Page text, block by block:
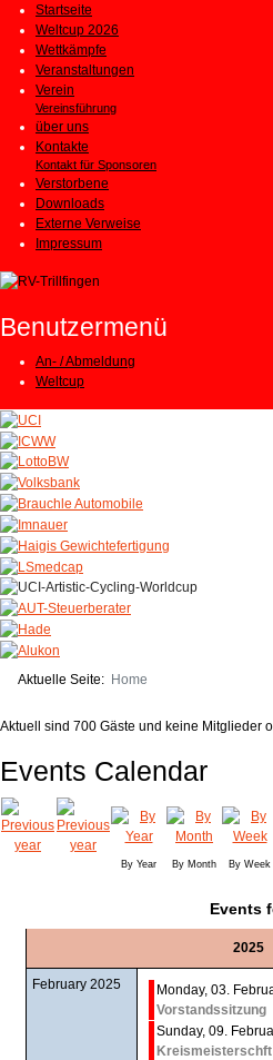
Startseite
Weltcup 2026
Wettkämpfe
Veranstaltungen
Verein
Vereinsführung
über uns
Kontakte
Kontakt für Sponsoren
Verstorbene
Downloads
Externe Verweise
Impressum
Benutzermenü
An- / Abmeldung
Weltcup
Aktuelle Seite: Home
Aktuell sind 700 Gäste und keine Mitglieder
Events Calendar
By Year By Month By Week
Events
2025
February 2025
Monday, 03.
Vorstandssitzung
Sunday, 09.